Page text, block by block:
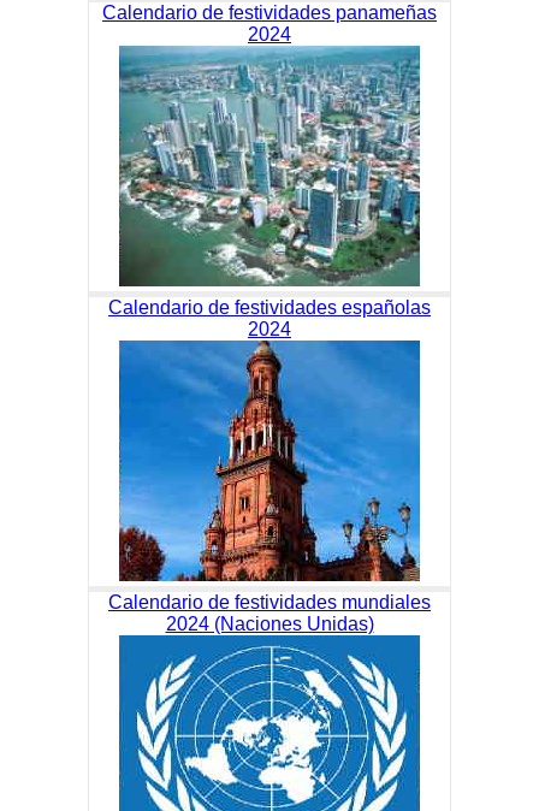
Calendario de festividades panameñas
2024
Calendario de festividades españolas
2024
Calendario de festividades mundiales
2024 (Naciones Unidas)